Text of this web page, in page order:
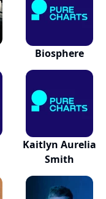
Biosphere
Kaitlyn Aurelia
Smith